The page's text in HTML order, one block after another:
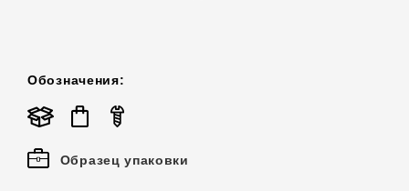
Обозначения:
Образец упаковки